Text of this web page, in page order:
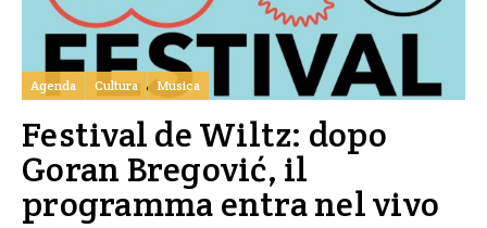
Agenda Cultura Musica
Festival de Wiltz: dopo
Goran Bregović, il
programma entra nel vivo